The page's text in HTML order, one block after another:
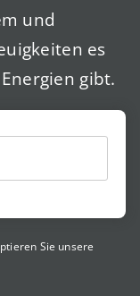
und
es
gibt.
Sie unsere